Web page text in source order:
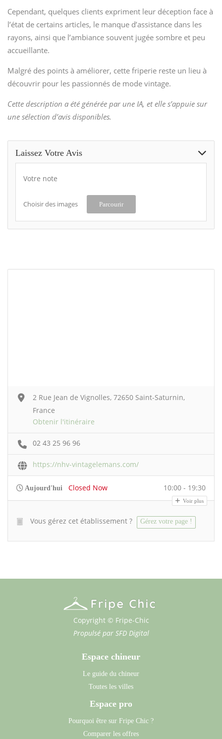
Cependant, quelques clients expriment leur déception face à
l’état de certains articles, le manque d’assistance dans les
rayons, ainsi que l’ambiance souvent jugée sombre et peu
accueillante.
Malgré des points à améliorer, cette friperie reste un lieu à
découvrir pour les passionnés de mode vintage.
Cette description a été générée par une IA, et elle s’appuie sur
une sélection d’avis disponibles.
Laissez Votre Avis
Votre note
Choisir des images Parcourir
2 Rue Jean de Vignolles, 72650 Saint-Saturnin,
France
Obtenir l'itinéraire
02 43 25 96 96
https://nhv-vintagelemans.com/
Aujourd'hui Closed Now 10:00 - 19:30
Voir plus
Vous gérez cet établissement ? Gérez votre page !
Copyright © Fripe-Chic
Propulsé par SFD Digital
Espace chineur
Le guide du chineur
Toutes les villes
Espace pro
Pourquoi être sur Fripe Chic ?
Comparer les offres